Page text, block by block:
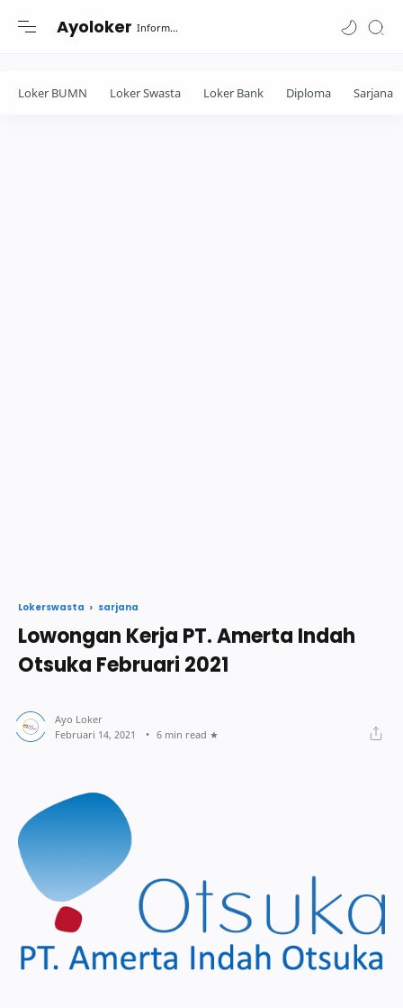
Ayoloker Informasi lowongan khusus Fresh Graduate lulusan Diploma-Sarjana....
Loker BUMN Loker Swasta Loker Bank Diploma Sarjana
Lokerswasta sarjana
Lowongan Kerja PT. Amerta Indah
Otsuka Februari 2021
6 min read